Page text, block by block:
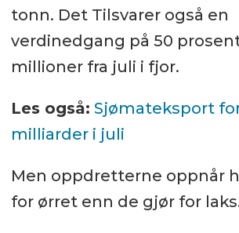
tonn. Det Tilsvarer også en
verdinedgang på 50
millioner fra juli i fjor.
Les også: Sjømateksport
milliarder i juli
Men oppdretterne oppnår
for ørret enn de gjør for